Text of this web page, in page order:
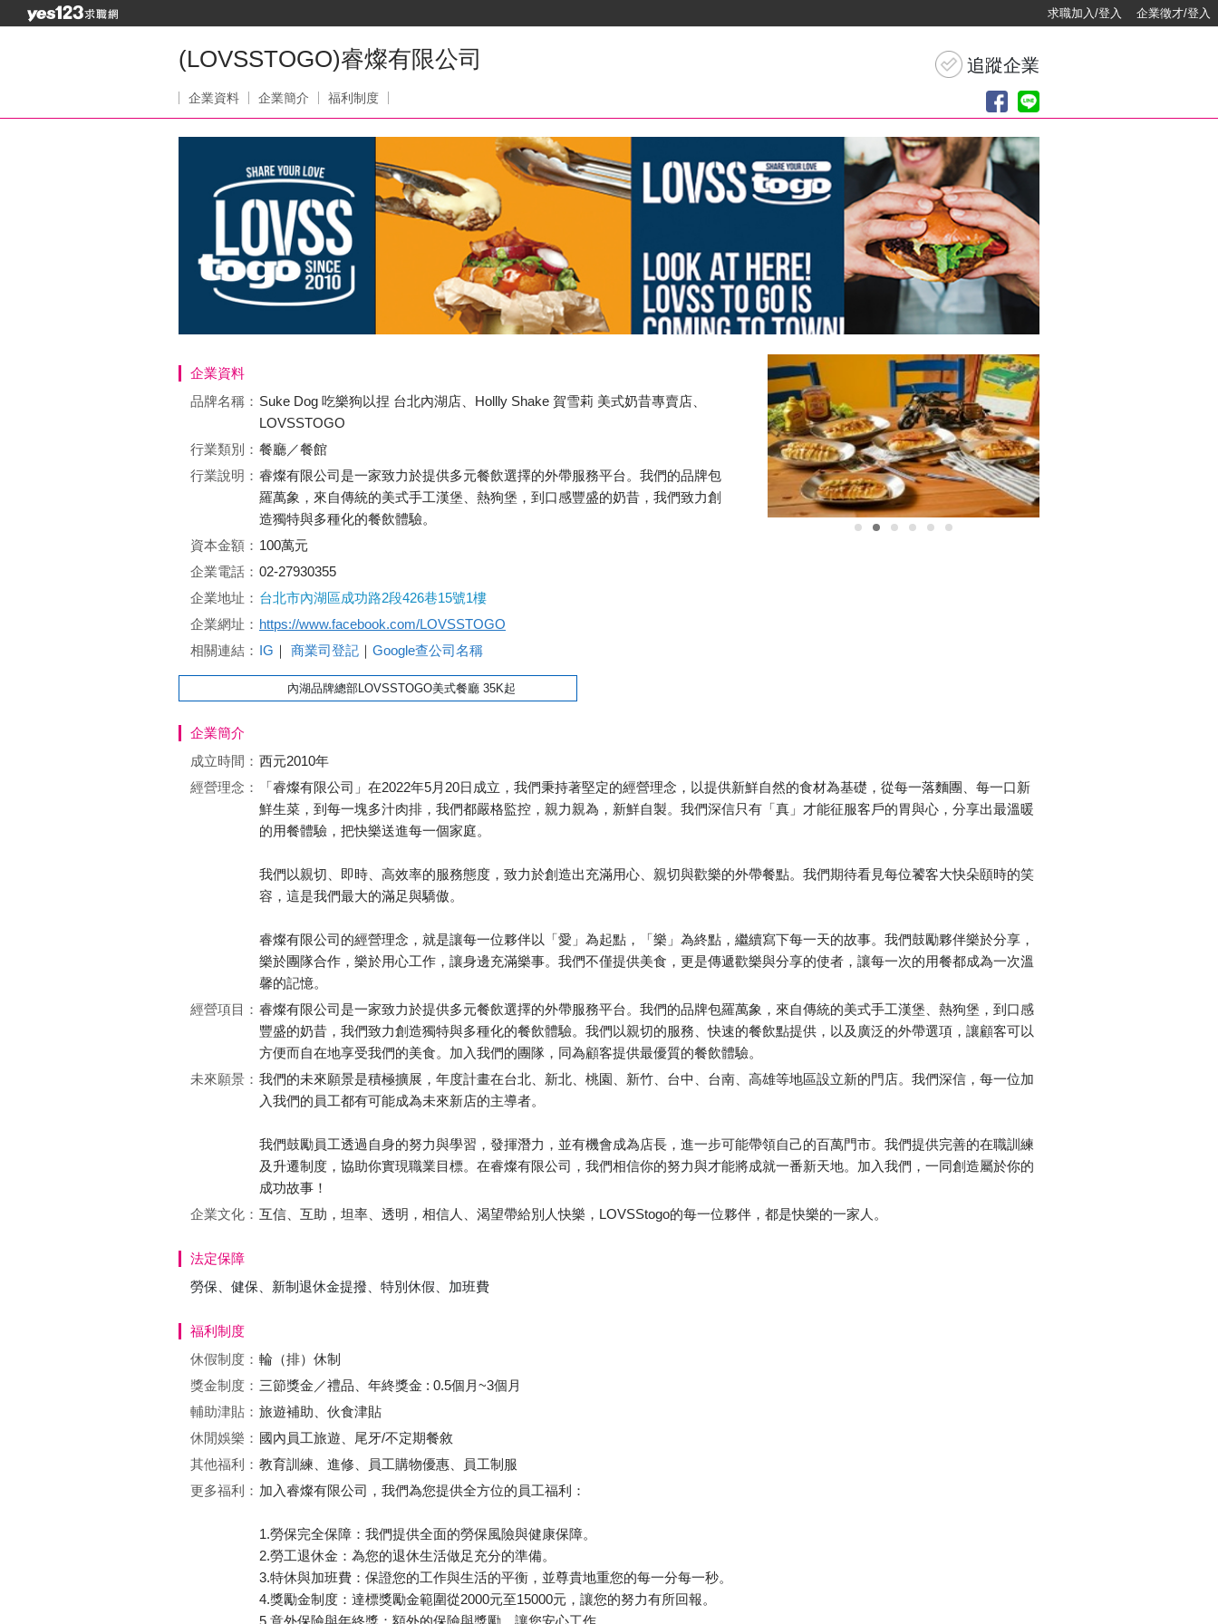
求職加入/登入 企業徵才/登入
(LOVSSTOGO)睿燦有限公司
企業資料 企業簡介 福利制度
企業資料
品牌名稱： Suke Dog 吃樂狗以捏 台北內湖店、Hollly Shake 賀雪莉 美式奶昔專賣店、
LOVSSTOGO
行業類別： 餐廳／餐館
行業說明： 睿燦有限公司是一家致力於提供多元餐飲選擇的外帶服務平台。我們的品牌包
羅萬象，來自傳統的美式手工漢堡、熱狗堡，到口感豐盛的奶昔，我們致力創
造獨特與多種化的餐飲體驗。
資本金額： 100萬元
企業電話： 02-27930355
企業地址： 台北市內湖區成功路2段426巷15號1樓
企業網址： https://www.facebook.com/LOVSSTOGO
相關連結： IG ｜ 商業司登記 ｜ Google查公司名稱
內湖品牌總部LOVSSTOGO美式餐廳 35K起
企業簡介
成立時間： 西元2010年
經營理念：
「睿燦有限公司」在2022年5月20日成立，我們秉持著堅定的經營理念，以提供新鮮自然的食材為基礎，從每一落麵團、每一口新
鮮生菜，到每一塊多汁肉排，我們都嚴格監控，親力親為，新鮮自製。我們深信只有「真」才能征服客戶的胃與心，分享出最溫暖
的用餐體驗，把快樂送進每一個家庭。
我們以親切、即時、高效率的服務態度，致力於創造出充滿用心、親切與歡樂的外帶餐點。我們期待看見每位饕客大快朵頤時的笑
容，這是我們最大的滿足與驕傲。
睿燦有限公司的經營理念，就是讓每一位夥伴以「愛」為起點，「樂」為終點，繼續寫下每一天的故事。我們鼓勵夥伴樂於分享，
樂於團隊合作，樂於用心工作，讓身邊充滿樂事。我們不僅提供美食，更是傳遞歡樂與分享的使者，讓每一次的用餐都成為一次溫
馨的記憶。
經營項目： 睿燦有限公司是一家致力於提供多元餐飲選擇的外帶服務平台。我們的品牌包羅萬象，來自傳統的美式手工漢堡、熱狗堡，到口感
豐盛的奶昔，我們致力創造獨特與多種化的餐飲體驗。我們以親切的服務、快速的餐飲點提供，以及廣泛的外帶選項，讓顧客可以
方便而自在地享受我們的美食。加入我們的團隊，同為顧客提供最優質的餐飲體驗。
未來願景： 我們的未來願景是積極擴展，年度計畫在台北、新北、桃園、新竹、台中、台南、高雄等地區設立新的門店。我們深信，每一位加
入我們的員工都有可能成為未來新店的主導者。
我們鼓勵員工透過自身的努力與學習，發揮潛力，並有機會成為店長，進一步可能帶領自己的百萬門市。我們提供完善的在職訓練
及升遷制度，協助你實現職業目標。在睿燦有限公司，我們相信你的努力與才能將成就一番新天地。加入我們，一同創造屬於你的
成功故事！
企業文化： 互信、互助，坦率、透明，相信人、渴望帶給別人快樂，LOVSStogo的每一位夥伴，都是快樂的一家人。
法定保障
勞保、健保、新制退休金提撥、特別休假、加班費
福利制度
休假制度： 輪（排）休制
獎金制度： 三節獎金／禮品、年終獎金 : 0.5個月~3個月
輔助津貼： 旅遊補助、伙食津貼
休閒娛樂： 國內員工旅遊、尾牙/不定期餐敘
其他福利： 教育訓練、進修、員工購物優惠、員工制服
更多福利： 加入睿燦有限公司，我們為您提供全方位的員工福利：
1.勞保完全保障：我們提供全面的勞保風險與健康保障。
2.勞工退休金：為您的退休生活做足充分的準備。
3.特休與加班費：保證您的工作與生活的平衡，並尊貴地重您的每一分每一秒。
4.獎勵金制度：達標獎勵金範圍從2000元至15000元，讓您的努力有所回報。
5.意外保險與年終獎：額外的保險與獎勵，讓您安心工作。